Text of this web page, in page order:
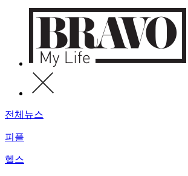
전체뉴스
피플
헬스